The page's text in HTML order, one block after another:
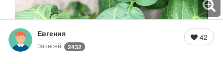
Евгения
Записей: 2432
42